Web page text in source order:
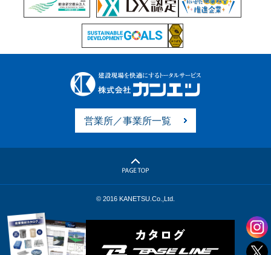
営業所／事業所一覧
© 2016 KANETSU.Co.,Ltd.